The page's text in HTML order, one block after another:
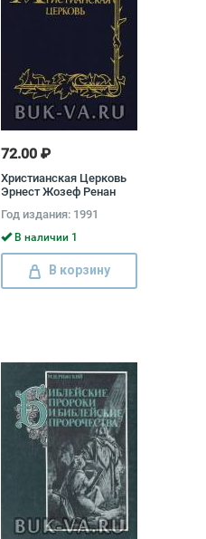
72.00 ₽
Христианская Церковь
Эрнест Жозеф Ренан
Год издания: 1991
В наличии 1
В корзину